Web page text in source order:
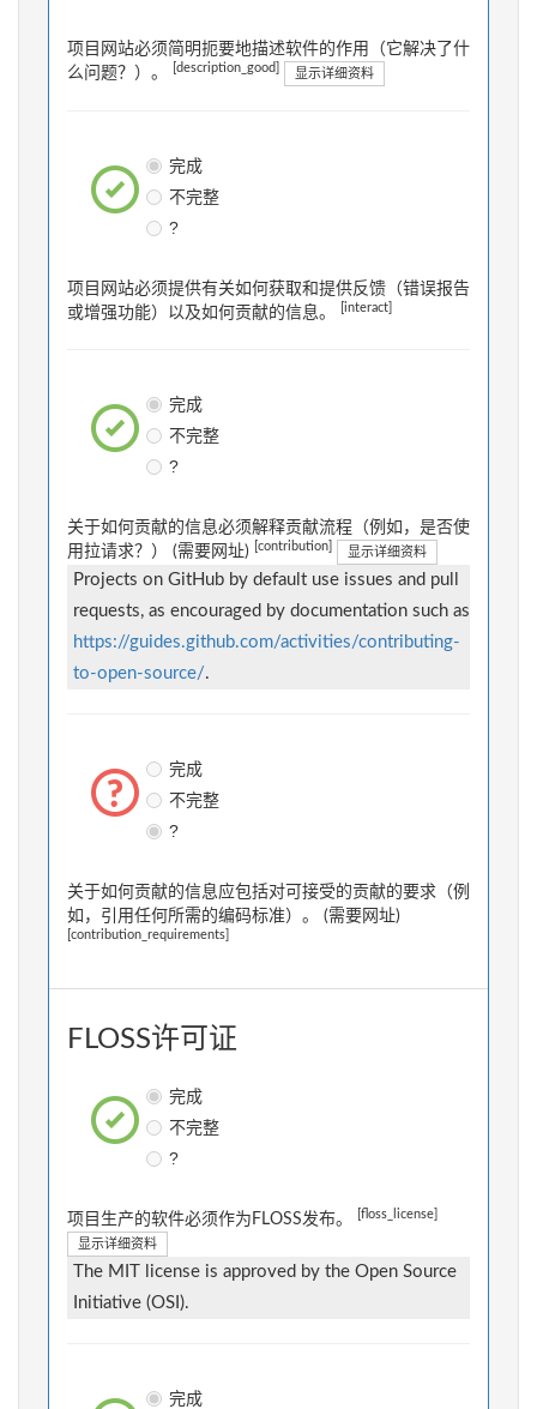
项目网站必须简明扼要地描述软件的作用（它解决了什
么问题？）。
[description_good] 显示详细资料
完成
不完整
?
项目网站必须提供有关如何获取和提供反馈（错误报告
或增强功能）以及如何贡献的信息。
[interact]
完成
不完整
?
关于如何贡献的信息必须解释贡献流程（例如，是否使
用拉请求？） (需要网址)
[contribution] 显示详细资料
Projects on GitHub by default use issues and pull
requests, as encouraged by documentation such as
https://guides.github.com/activities/contributing-
to-open-source/.
完成
不完整
?
关于如何贡献的信息应包括对可接受的贡献的要求（例
如，引用任何所需的编码标准）。 (需要网址)
[contribution_requirements]
FLOSS许可证
完成
不完整
?
项目生产的软件必须作为FLOSS发布。 [floss_license]
显示详细资料
The MIT license is approved by the Open Source
Initiative (OSI).
完成